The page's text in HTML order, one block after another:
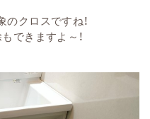
クロスですね！
できますよ～！